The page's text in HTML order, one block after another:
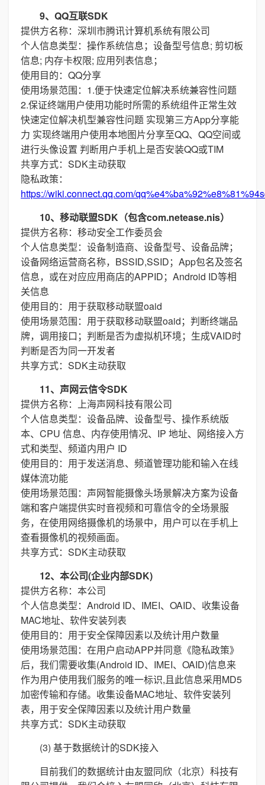
9、QQ互联SDK
提供方名称：深圳市腾讯计算机系统有限公司
个人信息类型：操作系统信息；设备型号信息; 剪切板
信息; 内存卡权限; 应用列表信息；
使用目的：QQ分享
使用场景范围：1.便于快速定位解决系统兼容性问题
2.保证终端用户使用功能时所需的系统组件正常生效
快速定位解决机型兼容性问题 实现第三方App分享能
力 实现终端用户使用本地图片分享至QQ、QQ空间或
进行头像设置 判断用户手机上是否安装QQ或TIM
共享方式：SDK主动获取
隐私政策：
https://wiki.connect.qq.com/
10、移动联盟SDK（包含com.netease.nis）
提供方名称：移动安全工作委员会
个人信息类型：设备制造商、设备型号、设备品牌；
设备网络运营商名称，BSSID,SSID；App包名及签名
信息，或在对应应用商店的APPID；Android ID等相
关信息
使用目的：用于获取移动联盟oaid
使用场景范围：用于获取移动联盟oaid；判断终端品
牌，调用接口；判断是否为虚拟机环境；生成VAID时
判断是否为同一开发者
共享方式：SDK主动获取
11、声网云信令SDK
提供方名称：上海声网科技有限公司
个人信息类型：设备品牌、设备型号、操作系统版
本、CPU 信息、内存使用情况、IP 地址、网络接入方
式和类型、频道内用户 ID
使用目的：用于发送消息、频道管理功能和输入在线
媒体流功能
使用场景范围：声网智能摄像头场景解决方案为设备
端和客户端提供实时音视频和可靠信令的全场景服
务，在使用网络摄像机的场景中，用户可以在手机上
查看摄像机的视频画面。
共享方式：SDK主动获取
12、本公司(企业内部SDK)
提供方名称：本公司
个人信息类型：Android ID、IMEI、OAID、收集设备
MAC地址、软件安装列表
使用目的：用于安全保障因素以及统计用户数量
使用场景范围：在用户启动APP并同意《隐私政策》
后，我们需要收集(Android ID、IMEI、OAID)信息来
作为用户使用我们服务的唯一标识,且此信息采用MD5
加密传输和存储。收集设备MAC地址、软件安装列
表，用于安全保障因素以及统计用户数量
共享方式：SDK主动获取
(3) 基于数据统计的SDK接入
目前我们的数据统计由友盟同欣（北京）科技有